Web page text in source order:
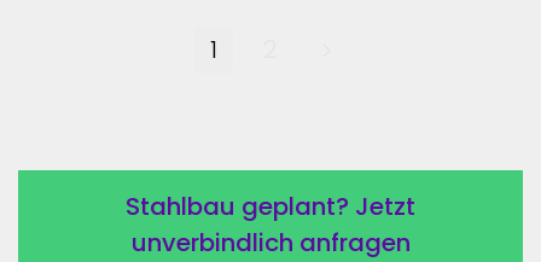
1
Stahlbau geplant? Jetzt
unverbindlich anfragen